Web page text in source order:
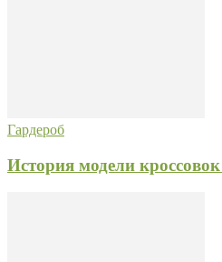
Гардероб
История модели